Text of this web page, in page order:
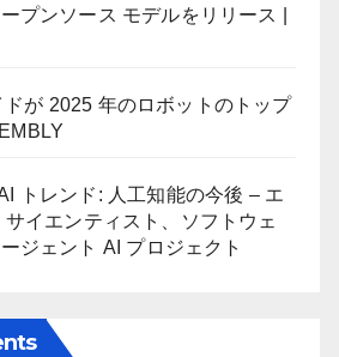
プンソース モデルをリリース |
が 2025 年のロボットのトップ
トレンド: 人工知能の今後 – エ
イエンティスト、ソフトウェ
ジェント AI プロジェクト